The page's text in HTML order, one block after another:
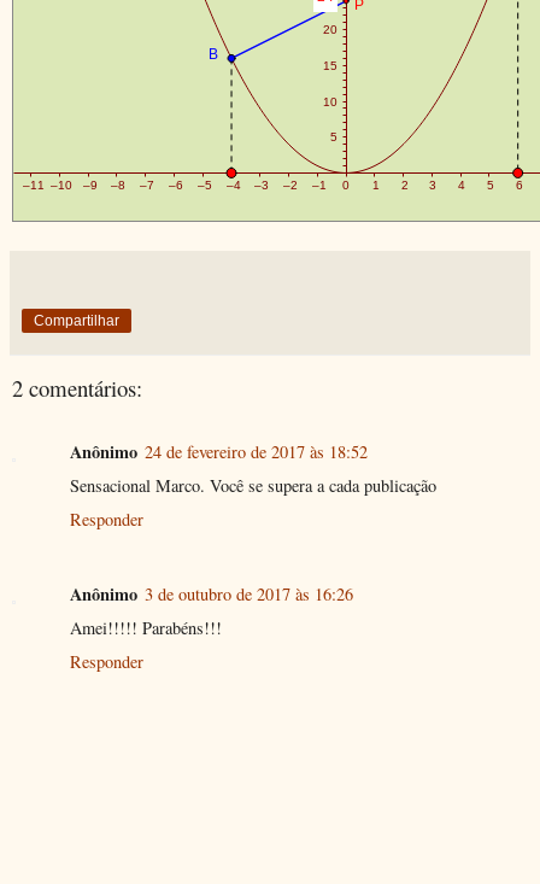
Compartilhar
2 comentários:
Anônimo 24 de fevereiro de 2017 às 18:52
Sensacional Marco. Você se supera a cada publicação
Responder
Anônimo 3 de outubro de 2017 às 16:26
Amei!!!!! Parabéns!!!
Responder